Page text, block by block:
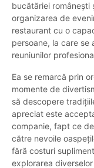
bucătăriei românești
organizarea de
restaurant cu o
persoane, la care
reuniunilor
Ea se remarcă prin
momente de
să descopere
apreciat este
companie, fapt ce
către nevoile
fără costuri
explorarea